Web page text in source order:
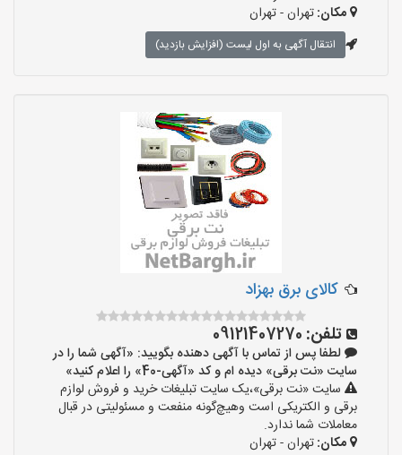
مکان:تهران - تهران
انتقال آگهی به اول لیست (افزایش بازدید)
کالای برق بهزاد
تلفن: 09121407270
لطفا پس از تماس با آگهی دهنده بگویید: «آگهی شما را در
سایت «نت برقی» دیده ام و کد «آگهی-40» را اعلام کنید»
سایت «نت برقی»،یک سایت تبلیغات خرید و فروش لوازم
برقی و الکتریکی است وهیچ‌گونه منفعت و مسئولیتی در قبال
معاملات شما ندارد.
مکان:تهران - تهران